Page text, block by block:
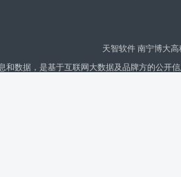
天智软件 南宁博大
和数据，是基于互联网大数据及品牌方的公开